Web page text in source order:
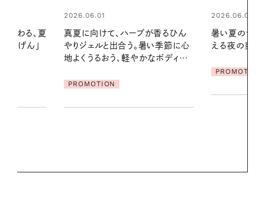
が香るひん
い季節に心
2026.06.01
暑い夏のナイトルーティン。私を整
える夜の爽やかご褒美ケア
2026.07.21
【高山都さん
発・ベーリングの